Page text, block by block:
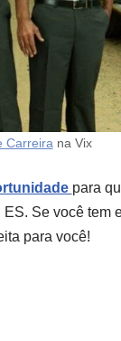
Carreira na Vix
para
ES. Se você tem
para você!